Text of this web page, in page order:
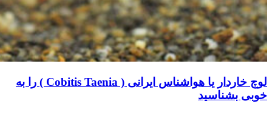
لوچ خاردار یا هواشناس ایرانی ( Cobitis Taenia ) را به
خوبی بشناسید